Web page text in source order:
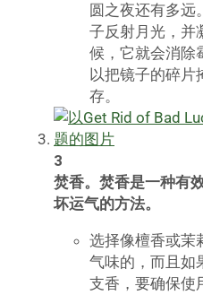
圆之夜还有多远
子反射月光，并
候，它就会消除
以把镜子的碎片
存。
3
焚香。焚香是一种有
坏运气的方法。
选择像檀香或茉
气味的，而且如
支香，要确保使